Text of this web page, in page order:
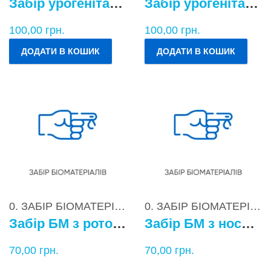
Забір урогенітального БМ у чоловіків
100,00 грн.
ДОДАТИ В КОШИК
Забір урогенітального БМ у жінок
100,00 грн.
ДОДАТИ В КОШИК
0. ЗАБІР БІОМАТЕРІАЛІВ
Забір БМ з ротоглотки
70,00 грн.
0. ЗАБІР БІОМАТЕРІАЛІВ
Забір БМ з носоглотки
70,00 грн.